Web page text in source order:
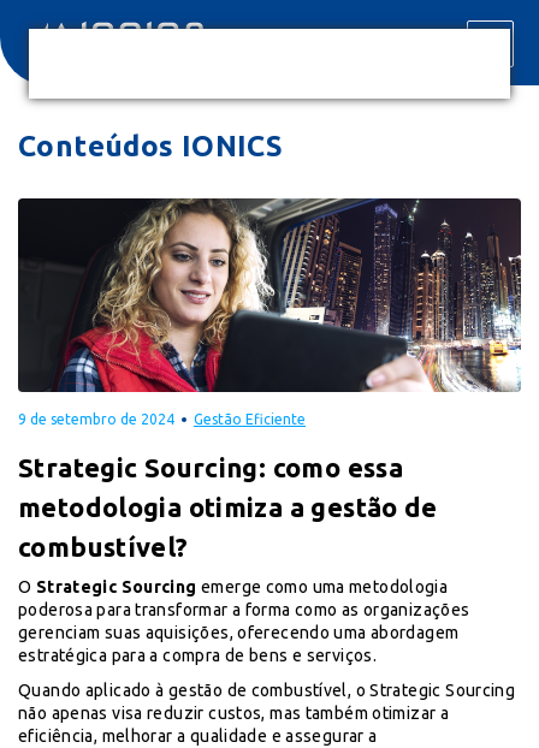
Conteúdos IONICS
9 de setembro de 2024 Gestão Eficiente
Strategic Sourcing: como essa
metodologia otimiza a gestão de
combustível?
O Strategic Sourcing emerge como uma metodologia
poderosa para transformar a forma como as organizações
gerenciam suas aquisições, oferecendo uma abordagem
estratégica para a compra de bens e serviços.
Quando aplicado à gestão de combustível, o Strategic Sourcing
não apenas visa reduzir custos, mas também otimizar a
eficiência, melhorar a qualidade e assegurar a